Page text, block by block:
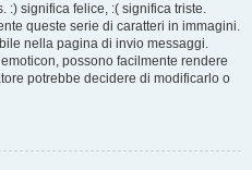
:) significa felice, :( significa triste.
queste serie di caratteri in immagini.
nella pagina di invio messaggi.
possono facilmente rendere
potrebbe decidere di modificarlo o